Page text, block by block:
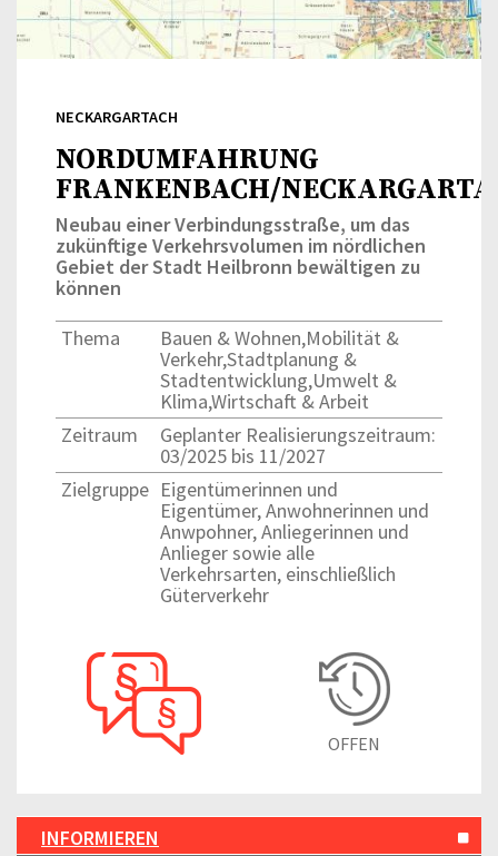
NECKARGARTACH
NORDUMFAHRUNG
FRANKENBACH/
Neubau einer Verbindungsstraße, um das
zukünftige Verkehrsvolumen im nördlichen
Gebiet der Stadt Heilbronn bewältigen zu
können
Thema
Bauen & Wohnen,Mobilität &
Verkehr,Stadtplanung &
Stadtentwicklung,Umwelt &
Klima,Wirtschaft & Arbeit
Zeitraum
Geplanter Realisierungszeitraum:
03/2025 bis 11/2027
Zielgruppe Eigentümerinnen und
Eigentümer, Anwohnerinnen und
Anwpohner, Anliegerinnen und
Anlieger sowie alle
Verkehrsarten, einschließlich
Güterverkehr
OFFEN
INFORMIEREN